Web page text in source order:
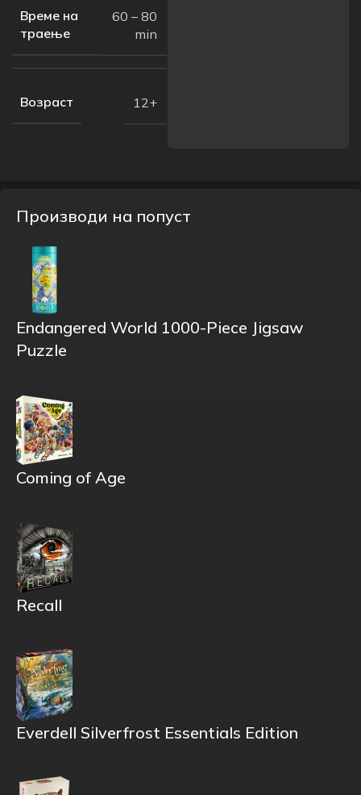
Време на
траење
60 – 80
min
Возраст 12+
Производи на попуст
Endangered World 1000-Piece Jigsaw
Puzzle
Coming of Age
Recall
Everdell Silverfrost Essentials Edition